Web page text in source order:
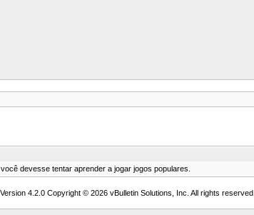
devesse tentar aprender a jogar jogos populares.
4.2.0 Copyright © 2026 vBulletin Solutions, Inc. All rights reserved.